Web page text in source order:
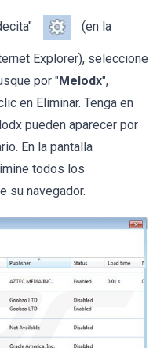
(en la
Explorer), seleccione
por "Melodx",
en Eliminar. Tenga en
pueden aparecer por
En la pantalla
todos los
su navegador.